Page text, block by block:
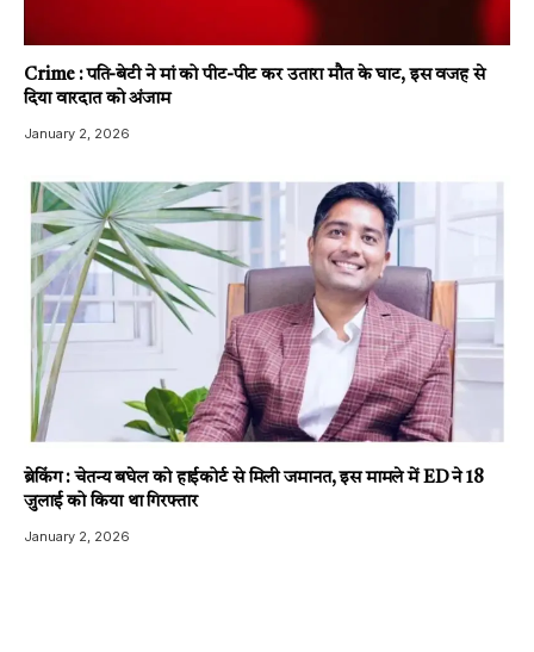
Crime : पति-बेटी ने मां को पीट-पीट कर उतारा मौत के घाट, इस वजह से
दिया वारदात को अंजाम
January 2, 2026
ब्रेकिंग : चेतन्य बघेल को हाईकोर्ट से मिली जमानत, इस मामले में ED ने 18
जुलाई को किया था गिरफ्तार
January 2, 2026